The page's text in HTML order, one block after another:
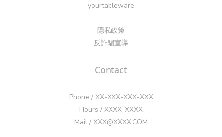
yourtableware
隱私政策
反詐騙宣導
Contact
Phone / XX-XXX-XXX-XXX
Hours / XXXX-XXXX
Mail / XXX@XXXX.COM